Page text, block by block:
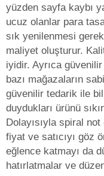
yüzden sayfa kaybı
ucuz olanlar para
sık yenilenmesi
maliyet oluşturur.
iyidir. Ayrıca
bazı mağazaların
güvenilir tedarik ile
duydukları ürünü
Dolayısıyla spiral
fiyat ve satıcıyı göz
eğlence katmayı da
hatırlatmalar ve